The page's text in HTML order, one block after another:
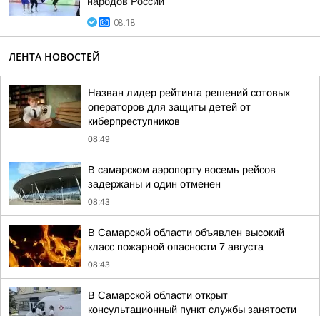
08:18
ЛЕНТА НОВОСТЕЙ
Назван лидер рейтинга решений сотовых
операторов для защиты детей от
киберпреступников
08:49
В самарском аэропорту восемь рейсов
задержаны и один отменен
08:43
В Самарской области объявлен высокий
класс пожарной опасности 7 августа
08:43
В Самарской области открыт
консультационный пункт службы занятости